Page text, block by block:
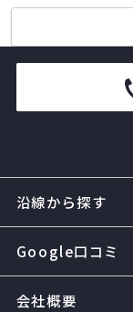
沿線から探す
Google口コミ
会社概要